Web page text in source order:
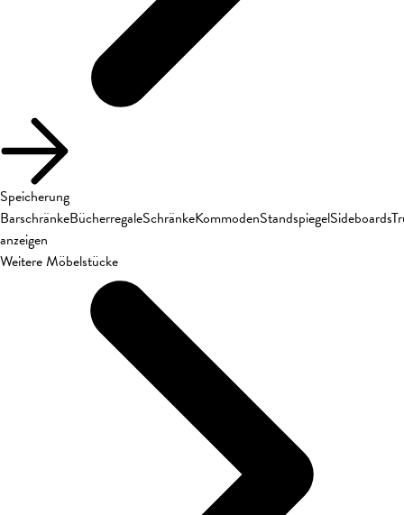
Speicherung
BarschränkeBücherregaleSchränkeKommodenStandspiegelSideboards
anzeigen
Weitere Möbelstücke